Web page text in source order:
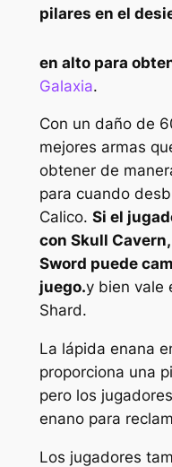
pilares en el
en alto para
Galaxia.
Con un daño de
mejores armas
obtener de
para cuando
Calico. Si el
con Skull
Sword puede
juego.y bien vale
Shard.
La lápida enana
proporciona una
pero los
enano para
Los jugadores